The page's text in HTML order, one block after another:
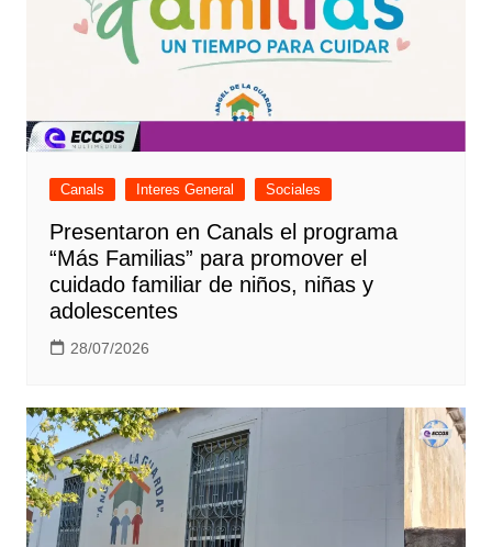
Canals Interes General Sociales
Presentaron en Canals el programa
“Más Familias” para promover el
cuidado familiar de niños, niñas y
adolescentes
28/07/2026